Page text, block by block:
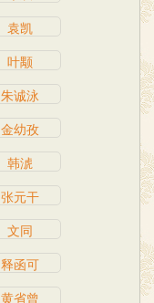
袁凯
叶颙
朱诚泳
金幼孜
韩淲
张元干
文同
释函可
黄省曾